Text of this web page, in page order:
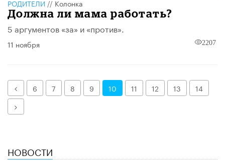
РОДИТЕЛИ//Колонка
Должна ли мама работать?
5 аргументов «за» и «против».
11 ноября 2207
Назад
6 7 8 9 10 11 12 13
14
Далее
НОВОСТИ